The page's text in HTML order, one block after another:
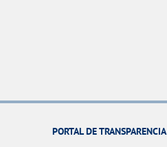
PORTAL DE TRANSPARENCIA